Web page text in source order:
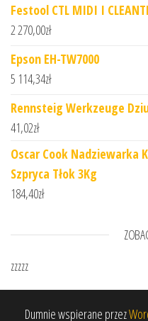
Festool CTL MIDI I
2 270,00zł
Epson EH-TW7000
5 114,34zł
Rennsteig Werkzeuge
41,02zł
Oscar Cook Nadziewarka
Szpryca Tłok 3Kg
184,40zł
zzzzz
Dumnie wspierane przez